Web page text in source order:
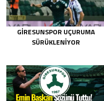
GIRESUNSPOR UÇURUMA
SÜRÜKLENIYOR